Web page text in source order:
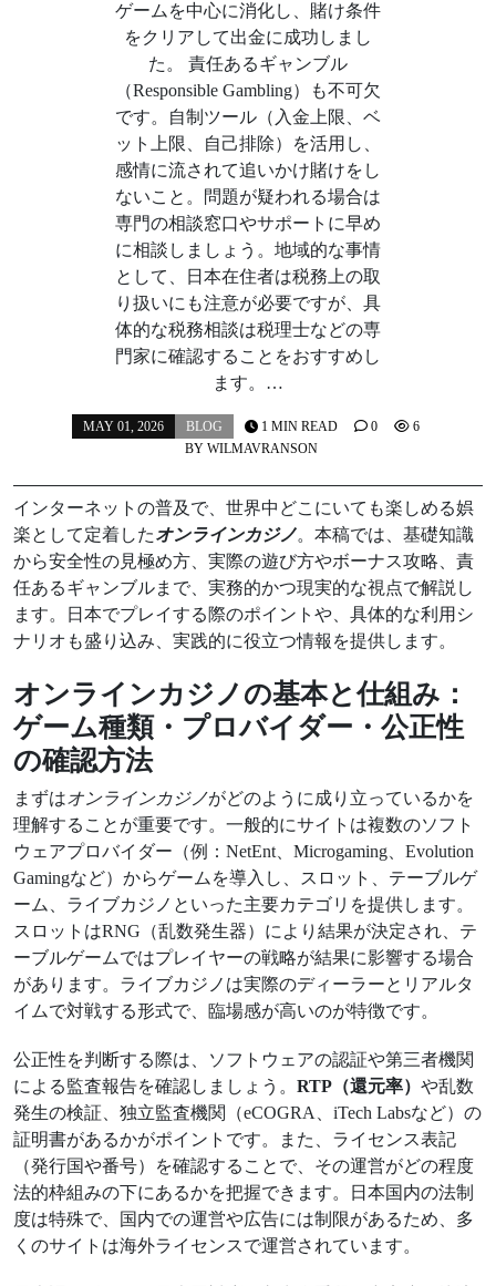
ゲームを中心に消化し、賭け条件
をクリアして出金に成功しまし
た。 責任あるギャンブル
（Responsible Gambling）も不可欠
です。自制ツール（入金上限、ベ
ット上限、自己排除）を活用し、
感情に流されて追いかけ賭けをし
ないこと。問題が疑われる場合は
専門の相談窓口やサポートに早め
に相談しましょう。地域的な事情
として、日本在住者は税務上の取
り扱いにも注意が必要ですが、具
体的な税務相談は税理士などの専
門家に確認することをおすすめし
ます。…
MAY 01, 2026
BLOG
BY WILMAVRANSON
1 MIN READ 0 6
インターネットの普及で、世界中どこにいても楽しめる娯
楽として定着したオンラインカジノ。本稿では、基礎知識
から安全性の見極め方、実際の遊び方やボーナス攻略、責
任あるギャンブルまで、実務的かつ現実的な視点で解説し
ます。日本でプレイする際のポイントや、具体的な利用シ
ナリオも盛り込み、実践的に役立つ情報を提供します。
オンラインカジノの基本と仕組み：
ゲーム種類・プロバイダー・公正性
の確認方法
まずはオンラインカジノがどのように成り立っているかを
理解することが重要です。一般的にサイトは複数のソフト
ウェアプロバイダー（例：NetEnt、Microgaming、Evolution
Gamingなど）からゲームを導入し、スロット、テーブルゲ
ーム、ライブカジノといった主要カテゴリを提供します。
スロットはRNG（乱数発生器）により結果が決定され、テ
ーブルゲームではプレイヤーの戦略が結果に影響する場合
があります。ライブカジノは実際のディーラーとリアルタ
イムで対戦する形式で、臨場感が高いのが特徴です。
公正性を判断する際は、ソフトウェアの認証や第三者機関
による監査報告を確認しましょう。 RTP（還元率） や乱数
発生の検証、独立監査機関（eCOGRA、iTech Labsなど）の
証明書があるかがポイントです。また、ライセンス表記
（発行国や番号）を確認することで、その運営がどの程度
法的枠組みの下にあるかを把握できます。日本国内の法制
度は特殊で、国内での運営や広告には制限があるため、多
くのサイトは海外ライセンスで運営されています。